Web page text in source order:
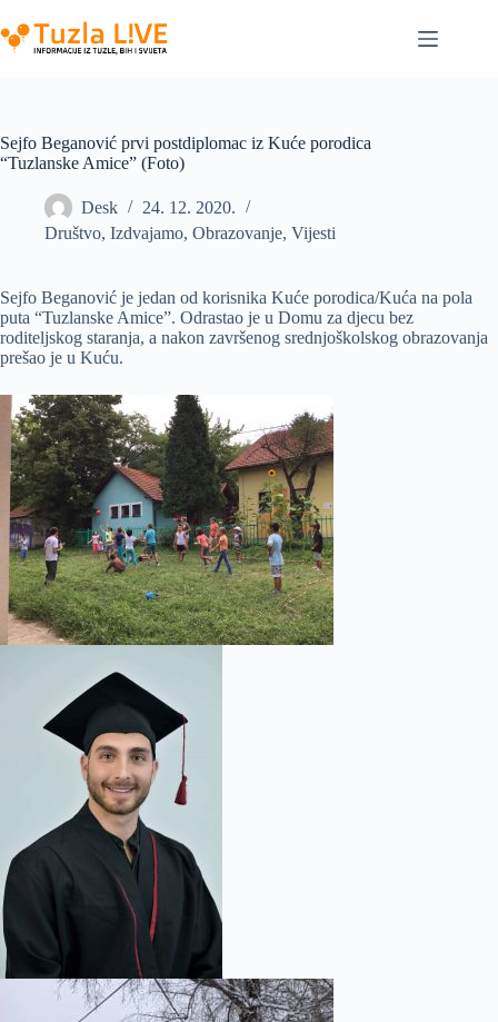
to
content
Sejfo Beganović prvi postdiplomac iz Kuće porodica
“Tuzlanske Amice” (Foto)
Desk
24. 12. 2020.
Društvo, Izdvajamo, Obrazovanje, Vijesti
Sejfo Beganović je jedan od korisnika Kuće porodica/Kuća na pola
puta “Tuzlanske Amice”. Odrastao je u Domu za djecu bez
roditeljskog staranja, a nakon završenog srednjoškolskog obrazovanja
prešao je u Kuću.